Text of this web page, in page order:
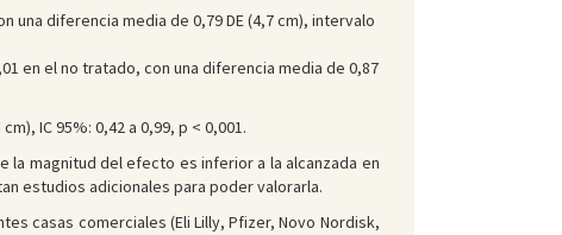
una diferencia media de 0,79 DE (4,7 cm), intervalo
en el no tratado, con una diferencia media de 0,87
IC 95%: 0,42 a 0,99, p < 0,001.
la magnitud del efecto es inferior a la alcanzada en
estudios adicionales para poder valorarla.
casas comerciales (Eli Lilly, Pfizer, Novo Nordisk,